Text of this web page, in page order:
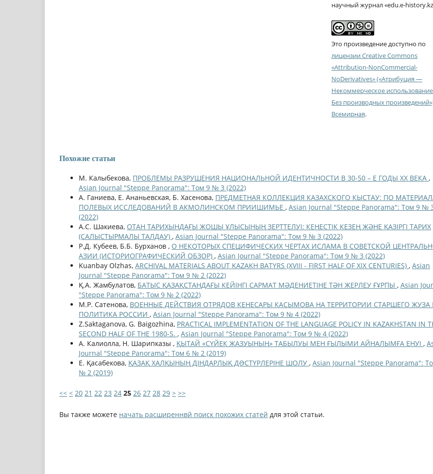
научный журнал «edu.e-
Это произведение доступно по
лицензии Creative Commons
«Attribution-NonCommercial-
NoDerivatives» («Атрибуция —
Некоммерческое
Без производных
Всемирная.
Похожие статьи
М. Калыбекова, ПРОБЛЕМЫ РАЗРУШЕНИЯ НАЦИОНАЛЬНОЙ ИДЕНТИЧНОСТИ В 30-50 – Е ГОДЫ ХХ ВЕКА ,
Asian Journal "Steppe Panorama": Том 9 № 3 (2022)
А. Ганиева, Е. Ананьевская, Б. Хасенова, ПРЕДМЕТНАЯ КОЛЛЕКЦИЯ КАЗАХСКОГО КЫСТАУ: ПО
ПОЛЕВЫХ ИССЛЕДОВАНИЙ В АКМОЛИНСКОМ ПРИИШИМЬЕ , Asian Journal "Steppe Panorama": Том 9 №
(2022)
А.С. Шакиева, ОТАН ТАРИХЫНДАҒЫ ЖОШЫ ҰЛЫСЫНЫҢ ЗЕРТТЕЛУІ: КЕҢЕСТІК КЕЗЕҢ ЖӘНЕ ҚАЗІРГІ ТАРИХ
(САЛЫСТЫРМАЛЫ ТАЛДАУ) , Asian Journal "Steppe Panorama": Том 9 № 3 (2022)
Р.Д. Кубеев, Б.Б. Бурханов , О НЕКОТОРЫХ СПЕЦИФИЧЕСКИХ ЧЕРТАХ ИСЛАМА В СОВЕТСКОЙ
АЗИИ (ИСТОРИОГРАФИЧЕСКИЙ ОБЗОР) , Asian Journal "Steppe Panorama": Том 9 № 3 (2022)
Kuanbay Olzhas, ARCHIVAL MATERIALS ABOUT KAZAKH BATYRS (XVIII - FIRST HALF OF XIX CENTURIES) , Asian
Journal "Steppe Panorama": Том 9 № 2 (2022)
Қ.А. Жамбулатов, БАТЫС ҚАЗАҚСТАНДАҒЫ КЕЙІНГІ САРМАТ МӘДЕНИЕТІНЕ ТӘН ЖЕРЛЕУ ҒҰРПЫ , Asian
"Steppe Panorama": Том 9 № 2 (2022)
М.Р. Сатенова, ВОЕННЫЕ ДЕЙСТВИЯ ОТРЯДОВ КЕНЕСАРЫ КАСЫМОВА НА ТЕРРИТОРИИ СТАРШЕГО ЖУЗА
ПОЛИТИКА РОССИИ , Asian Journal "Steppe Panorama": Том 9 № 4 (2022)
Z.Saktaganova, G. Baigozhina, PRACTICAL IMPLEMENTATION OF THE LANGUAGE POLICY IN KAZAKHSTAN IN
SECOND HALF OF THE 1980-S. , Asian Journal "Steppe Panorama": Том 9 № 4 (2022)
А. Калиолла, Н. Шарипказы , ҚЫТАЙ «СҮЙЕК ЖАЗУЫНЫҢ» ТАБЫЛУЫ МЕН ҒЫЛЫМИ АЙНАЛЫМҒА ЕНУІ ,
Journal "Steppe Panorama": Том 6 № 2 (2019)
Е. Қасабекова, ҚАЗАҚ ХАЛҚЫНЫҢ ДІНДАРЛЫҚ ДƏСТҮРЛЕРІНЕ ШОЛУ , Asian Journal "Steppe Panorama":
№ 2 (2019)
<< < 20 21 22 23 24 25 26 27 28 29 > >>
Вы также можете начать расширеннвй поиск похожих статей для этой статьи.